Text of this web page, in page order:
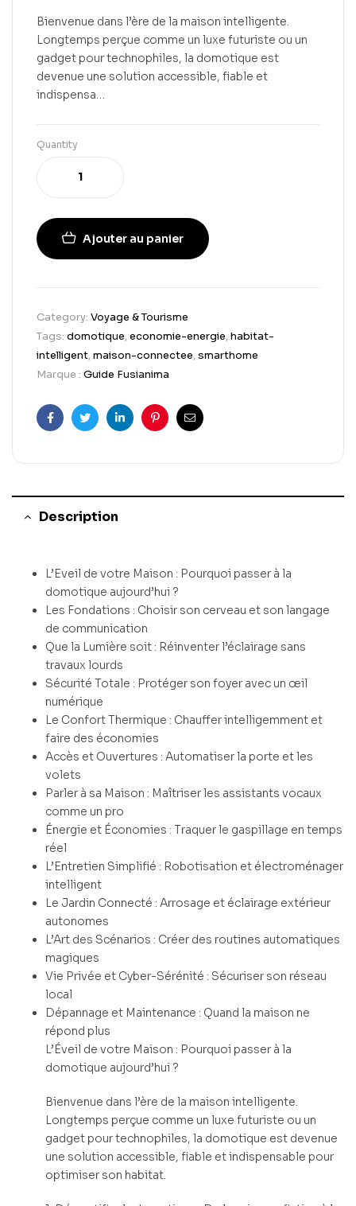
Bienvenue dans l’ère de la maison intelligente.
Longtemps perçue comme un luxe futuriste ou un
gadget pour technophiles, la domotique est
devenue une solution accessible, fiable et
indispensa…
Quantity
Ajouter au panier
Category: Voyage & Tourisme
Tags: domotique,economie-energie,habitat-
intelligent,maison-connectee,smarthome
Marque : Guide Fusianima
FacebookTwitterLinkedinPinterestEmail
Description
L’Eveil de votre Maison : Pourquoi passer à la
domotique aujourd’hui ?
Les Fondations : Choisir son cerveau et son langage
de communication
Que la Lumière soit : Réinventer l’éclairage sans
travaux lourds
Sécurité Totale : Protéger son foyer avec un œil
numérique
Le Confort Thermique : Chauffer intelligemment et
faire des économies
Accès et Ouvertures : Automatiser la porte et les
volets
Parler à sa Maison : Maîtriser les assistants vocaux
comme un pro
Énergie et Économies : Traquer le gaspillage en temps
réel
L’Entretien Simplifié : Robotisation et électroménager
intelligent
Le Jardin Connecté : Arrosage et éclairage extérieur
autonomes
L’Art des Scénarios : Créer des routines automatiques
magiques
Vie Privée et Cyber-Sérénité : Sécuriser son réseau
local
Dépannage et Maintenance : Quand la maison ne
répond plus
L’Éveil de votre Maison : Pourquoi passer à la
domotique aujourd’hui ?
Bienvenue dans l’ère de la maison intelligente.
Longtemps perçue comme un luxe futuriste ou un
gadget pour technophiles, la domotique est devenue
une solution accessible, fiable et indispensable pour
optimiser son habitat.